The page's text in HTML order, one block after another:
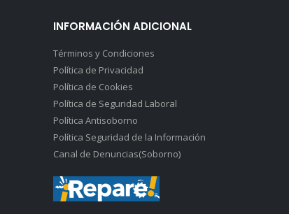
INFORMACIÓN ADICIONAL
Términos y Condiciones
Política de Privacidad
Política de Cookies
Política de Seguridad Laboral
Política Antisoborno
Política Seguridad de la Información
Canal de Denuncias(Soborno)